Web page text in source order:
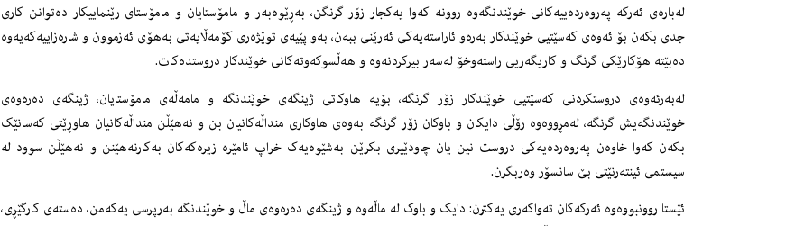
لەبارەی ئەرکە پەروەردەییەکانی خوێندنگەوە روونە کەوا یەکجار زۆر گرنگن، بەڕێوەبەر و مامۆستایان و مامۆستای رێنماییکار دەتوانن کاری
جدی بکەن بۆ ئەوەی کەسێتیی خوێندکار بەرەو ئاراستەیەکی ئەرێنی ببەن، بەو پێیەی توێژەری کۆمەڵایەتی بەهۆی ئەزموون و شارەزاییەکەیەوە
دەبێتە هۆکارێکی گرنگ و کاریگەریی راستەوخۆ لەسەر بیرکردنەوە و هەڵسوکەوتەکانی خوێندکار دروستدەکات.
لەبەرئەوەی دروستکردنی کەسێتیی خوێندکار زۆر گرنگە، بۆیە هاوکاتی ژینگەی خوێندنگە و مامەڵەی مامۆستایان، ژینگەی دەرەوەی
خوێندنگەیش گرنگە، لەمڕووەوە رۆڵی دایکان و باوکان زۆر گرنگە بەوەی هاوکاری منداڵەکانیان بن و نەهێڵن منداڵەکانیان هاوڕێتی کەسانێک
بکەن کەوا خاوەن پەروەردەیەکی دروست نین یان چاودێیری بکرێن بەشێوەیەک خراپ ئامێرە زیرەکەکان بەکارنەهێنن و نەهێڵن سوود لە
سیستمی ئینتەرنێتی بێ سانسۆر وەربگرن.
ئێستا روونبووەوە ئەرکەکان تەواکەری یەکترن: دایک و باوک لە ماڵەوە و ژینگەی دەرەوەی ماڵ و خوێندنگە بەرپرسی یەکەمن، دەستەی کارگێڕی،